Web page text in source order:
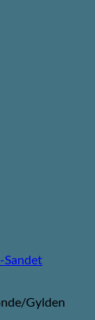
Gylden